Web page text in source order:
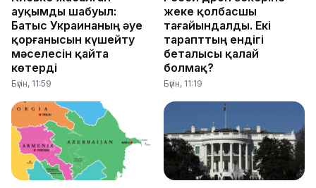
ауқымды шабуыл:
Батыс Украинаның әуе
қорғанысын күшейту
мәселесін қайта
көтерді
Бүгін, 11:59
жеке қолбасшы
тағайындалды. Екі
тарапттың ендігі
беталысы қалай
болмақ?
Бүгін, 11:19